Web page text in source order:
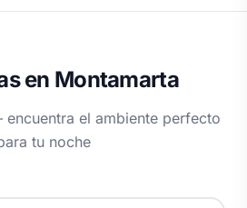
en Montamarta
el ambiente perfecto
tu noche